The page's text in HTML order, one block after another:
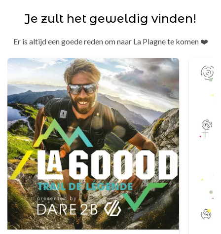
Je zult het geweldig vinden!
Er is altijd een goede reden om naar La Plagne te komen ❤️